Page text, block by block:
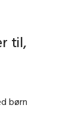
til,
børn